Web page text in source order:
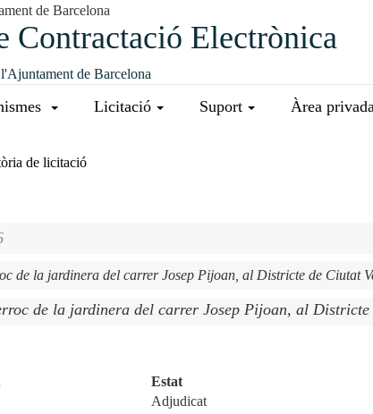
Contractació Electrònica
de Barcelona
Licitació Suport Àrea
de licitació
de la jardinera del carrer Josep Pijoan, al Districte de Ciutat
de la jardinera del carrer Josep Pijoan, al
Estat
Adjudicat